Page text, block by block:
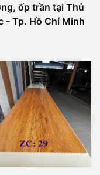
ốp trần tại Thủ
- Tp. Hồ Chí Minh